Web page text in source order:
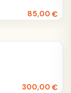
85,00€
300,00€